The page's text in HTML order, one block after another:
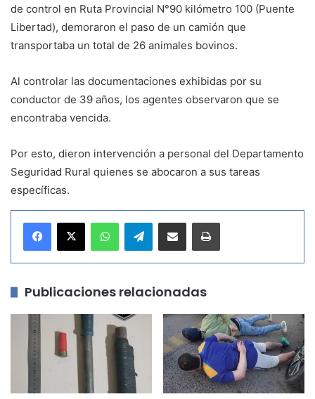
de control en Ruta Provincial N°90 kilómetro 100 (Puente
Libertad), demoraron el paso de un camión que
transportaba un total de 26 animales bovinos.
Al controlar las documentaciones exhibidas por su
conductor de 39 años, los agentes observaron que se
encontraba vencida.
Por esto, dieron intervención a personal del Departamento
Seguridad Rural quienes se abocaron a sus tareas
específicas.
Telegram
Publicaciones relacionadas